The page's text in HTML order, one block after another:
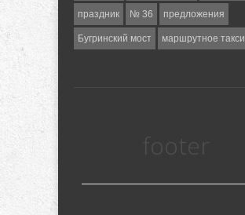
праздник № 36 предложения
Бугринский мост маршрутное такси
footer